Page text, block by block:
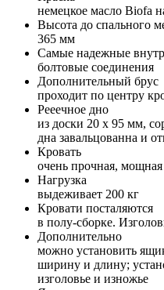
немецкое масло Biofa
Высота до спального
365 мм
Самые надежные
болтовые соединения
Дополнительный брус
проходит по центру
Рееечное дно
из доски 20 х 95 мм,
дна завальцованна и
Кровать
очень прочная,
Нагрузка
выдеживает 200 кг
Кровати посталяются
в полу-сборке.
Дополнительно
можно установить
ширину и длину;
изголовье и изножье